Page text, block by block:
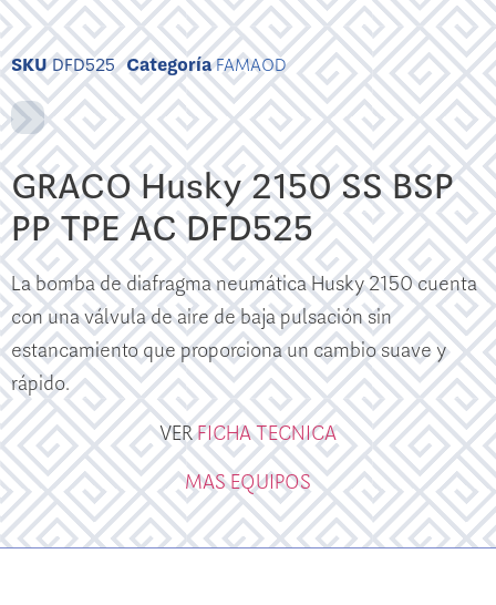
SKUDFD525 CategoríaFAMAOD
GRACO Husky 2150 SS BSP
PP TPE AC DFD525
La bomba de diafragma neumática Husky 2150 cuenta
con una válvula de aire de baja pulsación sin
estancamiento que proporciona un cambio suave y
rápido.
VERFICHA TECNICA
MAS EQUIPOS